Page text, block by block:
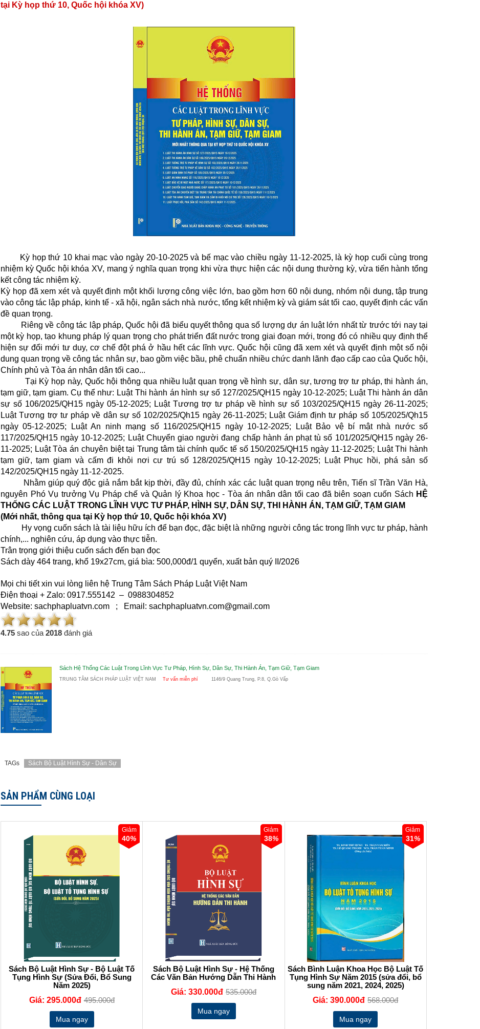
tại Kỳ họp thứ 10, Quốc hội khóa XV)
Kỳ họp thứ 10 khai mạc vào ngày 20-10-2025 và bế mạc vào chiều ngày 11-12-2025, là kỳ họp cuối cùng trong
nhiệm kỳ Quốc hội khóa XV, mang ý nghĩa quan trọng khi vừa thực hiện các nội dung thường kỳ, vừa tiến hành tổng
kết công tác nhiệm kỳ.
Kỳ họp đã xem xét và quyết định một khối lượng công việc lớn, bao gồm hơn 60 nội dung, nhóm nội dung, tập trung
vào công tác lập pháp, kinh tế - xã hội, ngân sách nhà nước, tổng kết nhiệm kỳ và giám sát tối cao, quyết định các vấn
đề quan trọng.
Riêng về công tác lập pháp, Quốc hội đã biểu quyết thông qua số lượng dự án luật lớn nhất từ trước tới nay tại
một kỳ họp, tạo khung pháp lý quan trọng cho phát triển đất nước trong giai đoạn mới, trong đó có nhiều quy định thể
hiện sự đổi mới tư duy, cơ chế đột phá ở hầu hết các lĩnh vực.Quốc hội cũng đã xem xét và quyết định một số nội
dung quan trọng về công tác nhân sự, bao gồm việc bầu, phê chuẩn nhiều chức danh lãnh đạo cấp cao của Quốc hội,
Chính phủ và Tòa án nhân dân tối cao...
Tại Kỳ họp này, Quốc hội thông qua nhiều luật quan trọng về hình sự, dân sự, tương trợ tư pháp, thi hành án,
tạm giữ, tạm giam. Cụ thể như: Luật Thi hành án hình sự số 127/2025/QH15 ngày 10-12-2025; Luật Thi hành án dân
sự số 106/2025/QH15 ngày 05-12-2025; Luật Tương trợ tư pháp về hình sự số 103/2025/QH15 ngày 26-11-2025;
Luật Tương trợ tư pháp về dân sự số 102/2025/Qh15 ngày 26-11-2025; Luật Giám định tư pháp số 105/2025/Qh15
ngày 05-12-2025; Luật An ninh mạng số 116/2025/QH15 ngày 10-12-2025; Luật Bảo vệ bí mật nhà nước số
117/2025/QH15 ngày 10-12-2025; Luật Chuyển giao người đang chấp hành án phạt tù số 101/2025/QH15 ngày 26-
11-2025; Luật Tòa án chuyên biệt tại Trung tâm tài chính quốc tế số 150/2025/QH15 ngày 11-12-2025; Luật Thi hành
tạm giữ, tạm giam và cấm đi khỏi nơi cư trú số 128/2025/QH15 ngày 10-12-2025; Luật Phục hồi, phá sản số
142/2025/QH15 ngày 11-12-2025.
Nhằm giúp quý độc giả nắm bắt kịp thời, đầy đủ, chính xác các luật quan trọng nêu trên, Tiến sĩ Trần Văn Hà,
nguyên Phó Vụ trưởng Vụ Pháp chế và Quản lý Khoa học - Tòa án nhân dân tối cao đã biên soạn cuốn Sách HỆ
THỐNG CÁC LUẬT TRONG LĨNH VỰC TƯ PHÁP, HÌNH SỰ, DÂN SỰ, THI HÀNH ÁN, TẠM GIỮ, TẠM GIAM
(Mới nhất, thông qua tại Kỳ họp thứ 10, Quốc hội khóa XV)
Hy vọng cuốn sách là tài liệu hữu ích để bạn đọc, đặc biệt là những người công tác trong lĩnh vực tư pháp, hành
chính,... nghiên cứu, áp dụng vào thực tiễn.
Trân trọng giới thiệu cuốn sách đến bạn đọc
Sách dày 464 trang, khổ 19x27cm, giá bìa: 500,000đ/1 quyển, xuất bản quý II/2026
Mọi chi tiết xin vui lòng liên hệ Trung Tâm Sách Pháp Luật Việt Nam
Điện thoại + Zalo: 0917.555142 – 0988304852
Website: sachphapluatvn.com ; Email: sachphapluatvn.com@gmail.com
4.75 sao của 2018 đánh giá
Sách Hệ Thống Các Luật Trong Lĩnh Vực Tư Pháp, Hình Sự, Dân Sự, Thi Hành Án, Tạm Giữ, Tạm Giam
TRUNG TÂM SÁCH PHÁP LUẬT VIỆT NAM Tư vấn miễn phí 1146/9 Quang Trung, P.8, Q.Gò Vấp
TAGs Sách Bộ Luật Hình Sự - Dân Sự
SẢN PHẨM CÙNG LOẠI
Giảm
40%
Sách Bộ Luật Hình Sự - Bộ Luật Tố
Tụng Hình Sự (Sửa Đổi, Bổ Sung
Năm 2025)
Giá: 295.000đ 495.000đ
Giảm
38%
Sách Bộ Luật Hình Sự - Hệ Thống
Các Văn Bản Hướng Dẫn Thi Hành
Giá: 330.000đ 535.000đ
Giảm
31%
Sách Bình Luận Khoa Học Bộ Luật Tố
Tụng Hình Sự Năm 2015 (sửa đổi, bổ
sung năm 2021, 2024, 2025)
Giá: 390.000đ 568.000đ